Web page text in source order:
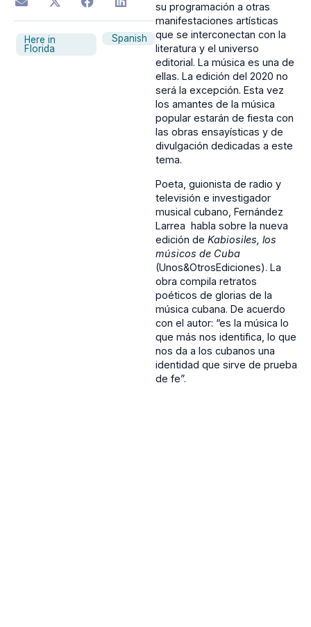
Here in
Florida
Spanish
su programación a otras
manifestaciones artísticas
que se interconectan con la
literatura y el universo
editorial. La música es una de
ellas. La edición del 2020 no
será la excepción. Esta vez
los amantes de la música
popular estarán de fiesta con
las obras ensayísticas y de
divulgación dedicadas a este
tema.
Poeta, guionista de radio y
televisión e investigador
musical cubano, Fernández
Larrea habla sobre la nueva
edición de Kabiosiles, los
músicos de Cuba
(Unos&OtrosEdiciones). La
obra compila retratos
poéticos de glorias de la
música cubana. De acuerdo
con el autor: “es la música lo
que más nos identifica, lo que
nos da a los cubanos una
identidad que sirve de prueba
de fe”.